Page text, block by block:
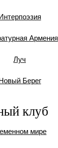
Интерпоэзия
Армения
Луч
Новый Берег
клуб
мире